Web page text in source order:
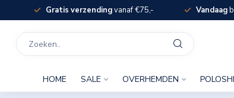
Gratis verzendingvanaf €75,- Vandaag
HOME SALE OVERHEMDEN